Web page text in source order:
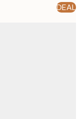
DEAL